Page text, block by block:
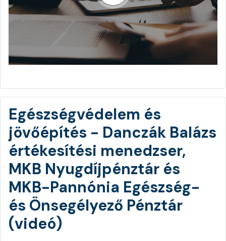
Egészségvédelem és
jövőépítés - Danczák Balázs
értékesítési menedzser,
MKB Nyugdíjpénztár és
MKB-Pannónia Egészség-
és Önsegélyező Pénztár
(videó)